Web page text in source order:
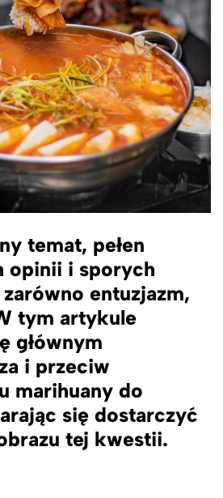
temat, pełen
opinii i sporych
entuzjazm,
tym artykule
głównym
i przeciw
marihuany do
się dostarczyć
tej kwestii.